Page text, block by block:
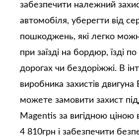
забезпечити належний
автомобіля, уберегти від
пошкоджень, які легко
при заїзді на бордюр, їзді
дорогах чи бездоріжжі. В
виробника захистів
можете замовити захист
Magentis за вигідною ціною
4 810грн і забезпечити